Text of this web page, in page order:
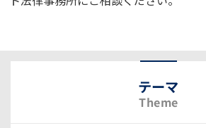
テーマ
Theme